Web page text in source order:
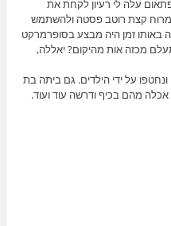
עלה לי רעיון לקחת את
קצת רוטב פסטה ולהשתמש
באותו זמן היה מבצע בסופרמרקט
מכזה אות מהיקום? יאללה,
על ידי הילדים. גם ביתה בת
אכלה מהם בכיף ודרשה עוד ועוד.